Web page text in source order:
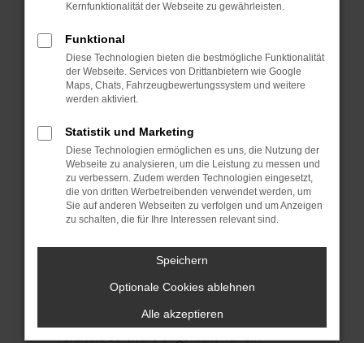
Überprüfe deine Firewall und deine
Internetverbindung.
Laden andere Webseiten, zum Beispiel deine
Suchmaschine?
Manche Erweiterungen, wie Werbeblocker,
können das Laden bestimmter Seiten
verhindern. Funktioniert die Seite in einem
anderen Browser oder in einem privaten
Fenster?
Starte dein Gerät neu.
Probleme zu beheben.
Stelle sicher, dass dein Browser und dein
Veraltete Software birgt nicht nur ein
Kernfunktionalität der Webseite zu gewährleisten.
Funktional
Diese Technologien bieten die bestmögliche Funktionalität
der Webseite. Services von Drittanbietern wie Google
Maps, Chats, Fahrzeugbewertungssystem und weitere
werden aktiviert.
Statistik und Marketing
Diese Technologien ermöglichen es uns, die Nutzung der
Webseite zu analysieren, um die Leistung zu messen und
zu verbessern. Zudem werden Technologien eingesetzt,
die von dritten Werbetreibenden verwendet werden, um
Sie auf anderen Webseiten zu verfolgen und um Anzeigen
zu schalten, die für Ihre Interessen relevant sind.
Speichern
Optionale Cookies ablehnen
Alle akzeptieren